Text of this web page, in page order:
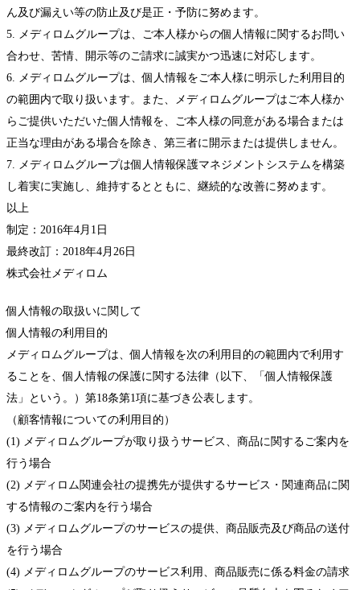
ん及び漏えい等の防止及び是正・予防に努めます。
5. メディロムグループは、ご本人様からの個人情報に関するお問い
合わせ、苦情、開示等のご請求に誠実かつ迅速に対応します。
6. メディロムグループは、個人情報をご本人様に明示した利用目的
の範囲内で取り扱います。また、メディロムグループはご本人様か
らご提供いただいた個人情報を、ご本人様の同意がある場合または
正当な理由がある場合を除き、第三者に開示または提供しません。
7. メディロムグループは個人情報保護マネジメントシステムを構築
し着実に実施し、維持するとともに、継続的な改善に努めます。
以上
制定：2016年4月1日
最終改訂：2018年4月26日
株式会社メディロム
個人情報の取扱いに関して
個人情報の利用目的
メディロムグループは、個人情報を次の利用目的の範囲内で利用す
ることを、個人情報の保護に関する法律（以下、「個人情報保護
法」という。）第18条第1項に基づき公表します。
（顧客情報についての利用目的）
(1) メディロムグループが取り扱うサービス、商品に関するご案内を
行う場合
(2) メディロム関連会社の提携先が提供するサービス・関連商品に関
する情報のご案内を行う場合
(3) メディロムグループのサービスの提供、商品販売及び商品の送付
を行う場合
(4) メディロムグループのサービス利用、商品販売に係る料金の請求